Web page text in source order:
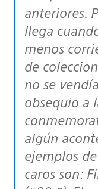
anteriores.
llega
menos
de
no se
obsequio a
algún
ejemplos
caros son: